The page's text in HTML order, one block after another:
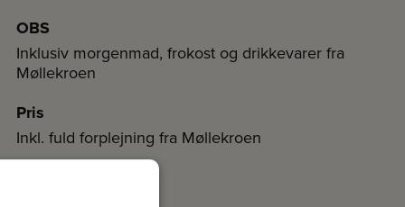
OBS
Inklusiv morgenmad, frokost og drikkevarer fra
Møllekroen
Pris
Inkl. fuld forplejning fra Møllekroen